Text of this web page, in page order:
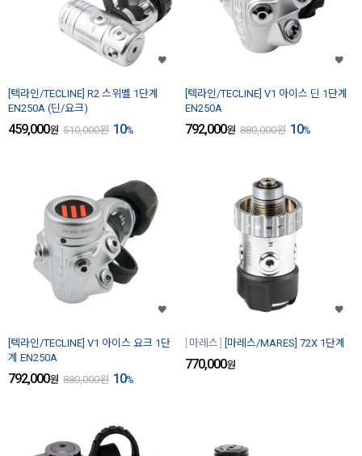
[텍라인/TECLINE] R2 스위벨 1단계
EN250A (딘/요크)
459,000원 510,000원 10%
[텍라인/TECLINE] V1 아이스 딘 1단계
EN250A
792,000원 880,000원 10%
[텍라인/TECLINE] V1 아이스 요크 1단
계 EN250A
792,000원 880,000원 10%
마레스 [마레스/MARES] 72X 1단계
770,000원